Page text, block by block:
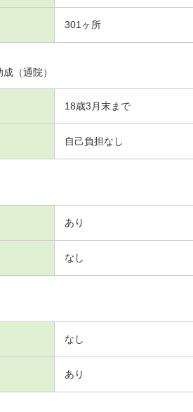
301ヶ所
（通院）
18歳3月末まで
自己負担なし
あり
なし
なし
あり